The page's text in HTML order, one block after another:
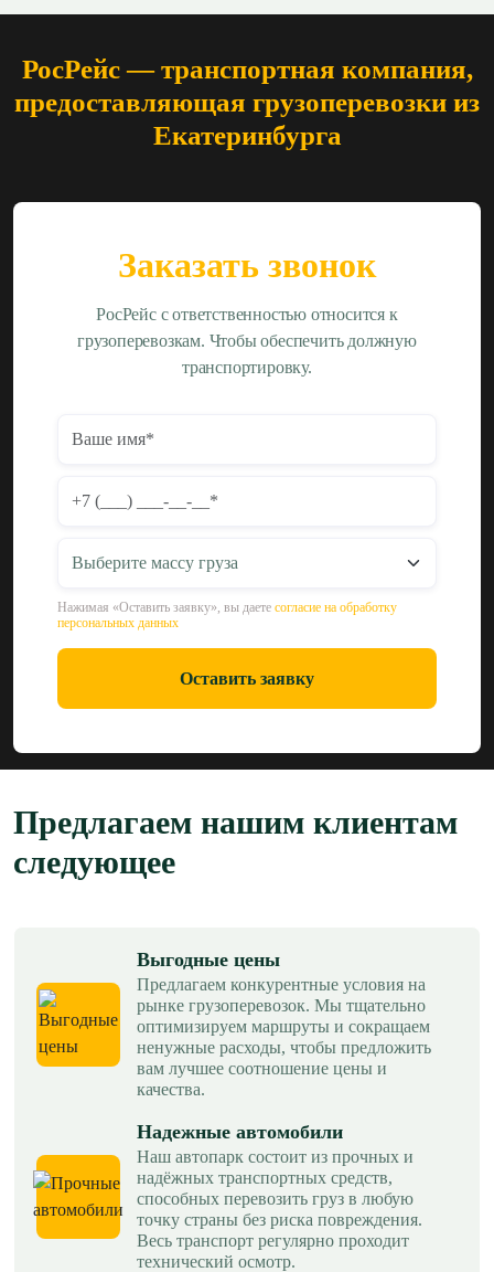
Заказать звонок
РосРейс с ответственностью относится к
грузоперевозкам. Чтобы обеспечить должную
транспортировку.
Нажимая «Оставить заявку», вы даете согласие на обработку
персональных данных
Оставить заявку
РосРейс — транспортная компания,
предоставляющая грузоперевозки из
Екатеринбурга
Предлагаем нашим клиентам
следующее
Выгодные цены
Предлагаем конкурентные условия на
рынке грузоперевозок. Мы тщательно
оптимизируем маршруты и сокращаем
ненужные расходы, чтобы предложить
вам лучшее соотношение цены и
качества.
Надежные автомобили
Наш автопарк состоит из прочных и
надёжных транспортных средств,
способных перевозить груз в любую
точку страны без риска повреждения.
Весь транспорт регулярно проходит
технический осмотр.